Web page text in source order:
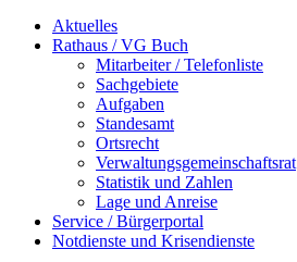
Aktuelles
Rathaus / VG Buch
Mitarbeiter / Telefonliste
Sachgebiete
Aufgaben
Standesamt
Ortsrecht
Verwaltungsgemeinschaftsrat
Statistik und Zahlen
Lage und Anreise
Service / Bürgerportal
Notdienste und Krisendienste